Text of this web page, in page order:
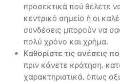
προσεκτικά πού θέλετε
κεντρικό σημείο ή οι
συνδέσεις μπορούν να
πολύ χρόνο και χρήμα.
Καθορίστε τις ανέσεις
πριν κάνετε κράτηση,
χαρακτηριστικά, όπως